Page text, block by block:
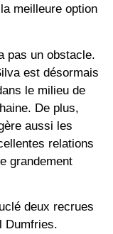
meilleure option
pas un obstacle.
est désormais
le milieu de
De plus,
aussi les
relations
grandement
deux recrues
Dumfries.